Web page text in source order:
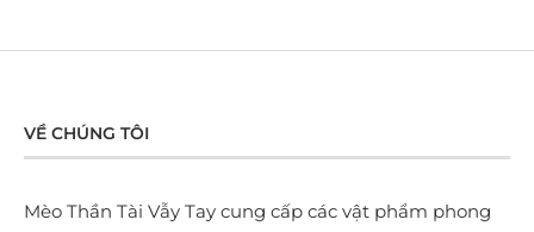
VỀ CHÚNG TÔI
Mèo Thần Tài Vẫy Tay cung cấp các vật phẩm phong